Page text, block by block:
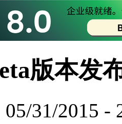
版本发
05/31/2015 -